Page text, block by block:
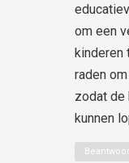
om een
kinderen
raden
zodat de
kunnen